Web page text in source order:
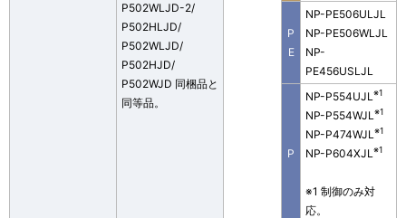
P502WLJD-2/
P502HLJD/
P502WLJD/
P502HJD/
P502WJD 同梱品と
同等品。
P
E
NP-PE506ULJL
NP-PE506WLJL
NP-
PE456USLJL
P
NP-P554UJL※1
NP-P554WJL※1
NP-P474WJL※1
NP-P604XJL※1
※1 制御のみ対
応。